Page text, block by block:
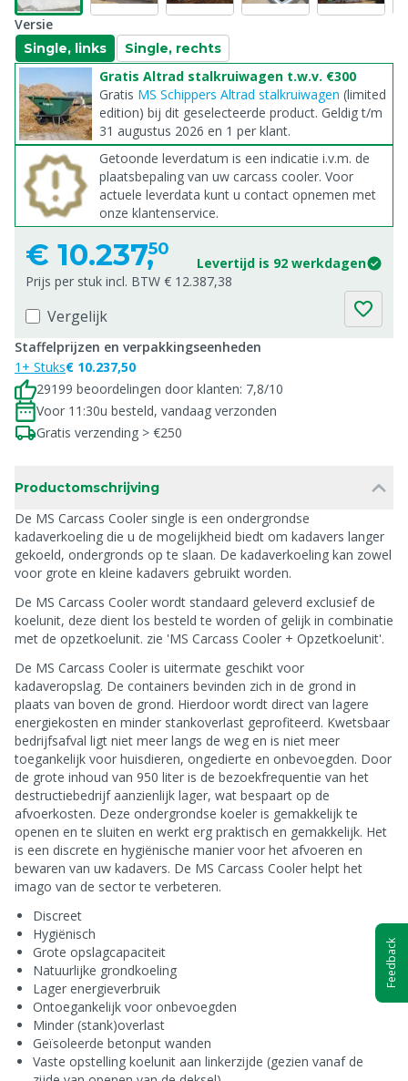
Versie
Single, links Single, rechts
Gratis Altrad stalkruiwagen t.w.v. €300
Gratis MS Schippers Altrad stalkruiwagen (limited
edition) bij dit geselecteerde product. Geldig t/m
31 augustus 2026 en 1 per klant.
Getoonde leverdatum is een indicatie i.v.m. de
plaatsbepaling van uw carcass cooler. Voor
actuele leverdata kunt u contact opnemen met
onze klantenservice.
€ 10.237,50
Levertijd is 92 werkdagen
Prijs per stuk incl. BTW € 12.387,38
Vergelijk
Staffelprijzen en verpakkingseenheden
1+ Stuks€ 10.237,50
29199 beoordelingen door klanten: 7,8/10
Voor 11:30u besteld, vandaag verzonden
Gratis verzending > €250
Productomschrijving
De MS Carcass Cooler single is een ondergrondse
kadaverkoeling die u de mogelijkheid biedt om kadavers langer
gekoeld, ondergronds op te slaan. De kadaverkoeling kan zowel
voor grote en kleine kadavers gebruikt worden.
De MS Carcass Cooler wordt standaard geleverd exclusief de
koelunit, deze dient los besteld te worden of gelijk in combinatie
met de opzetkoelunit. zie 'MS Carcass Cooler + Opzetkoelunit'.
De MS Carcass Cooler is uitermate geschikt voor
kadaveropslag. De containers bevinden zich in de grond in
plaats van boven de grond. Hierdoor wordt direct van lagere
energiekosten en minder stankoverlast geprofiteerd. Kwetsbaar
bedrijfsafval ligt niet meer langs de weg en is niet meer
toegankelijk voor huisdieren, ongedierte en onbevoegden. Door
de grote inhoud van 950 liter is de bezoekfrequentie van het
destructiebedrijf aanzienlijk lager, wat bespaart op de
afvoerkosten. Deze ondergrondse koeler is gemakkelijk te
openen en te sluiten en werkt erg praktisch en gemakkelijk. Het
is een discrete en hygiënische manier voor het afvoeren en
bewaren van uw kadavers. De MS Carcass Cooler helpt het
imago van de sector te verbeteren.
Discreet
Hygiënisch
Grote opslagcapaciteit
Natuurlijke grondkoeling
Lager energieverbruik
Ontoegankelijk voor onbevoegden
Minder (stank)overlast
Geïsoleerde betonput wanden
Vaste opstelling koelunit aan linkerzijde (gezien vanaf de
Feedback